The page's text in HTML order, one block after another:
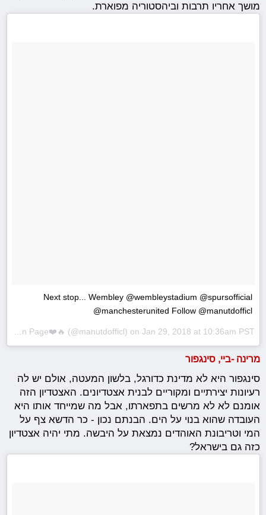
מושך אחריו תרבות וביהסטוריה מפוארת.
Next stop... Wembley @wembleystadium @spursofficial
@manchesterunited Follow @manutdofficl
Manchester United Fan Page❤️🔥 (@manutdofficl) on Jan 29, 2018 at 10:36am PST
מרינה -ביי, סינגפור
סינגפור היא לא מדינת כדורגל, בלשון המעטה, אולם יש לה
רעיונות יצירתיים ומקוריים לבנית אצטדיונים. האצטדיון הזה
אומנם לא לא מרשים בתפארתו, אבל מה שמייחד אותו היא
העובדה שהוא בנוי על הים. הבנתם נכון - כר הדשא צף על
המי וטריבונת האוהדים נמצאת על היבשה. מתי יהיה אצטדיון
כזה גם בישראל?